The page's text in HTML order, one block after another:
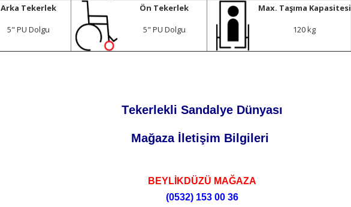
Arka Tekerlek
5" PU Dolgu
Ön Tekerlek
5" PU Dolgu
Max. Taşıma Kapasitesi
120 kg
Tekerlekli Sandalye Dünyası
Mağaza İletişim Bilgileri
BEYLİKDÜZÜ MAĞAZA
(0532)153 00 36